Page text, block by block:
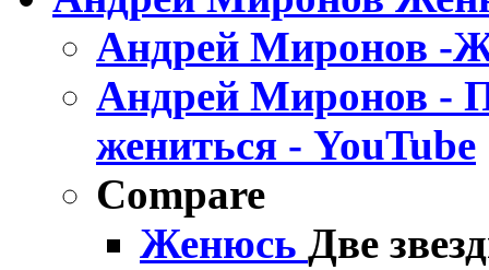
Андрей Миронов -
Андрей Миронов -
жениться - YouTube
Compare
Женюсь Две